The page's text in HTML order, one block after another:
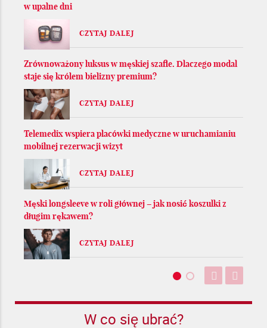
w upalne dni
CZYTAJ DALEJ
Zrównoważony luksus w męskiej szafie. Dlaczego modal
staje się królem bielizny premium?
CZYTAJ DALEJ
Telemedix wspiera placówki medyczne w uruchamianiu
mobilnej rezerwacji wizyt
CZYTAJ DALEJ
Męski longsleeve w roli głównej – jak nosić koszulki z
długim rękawem?
CZYTAJ DALEJ
W co się ubrać?